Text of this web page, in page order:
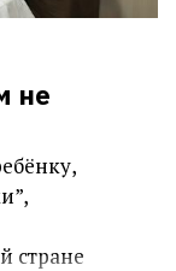
не
стране